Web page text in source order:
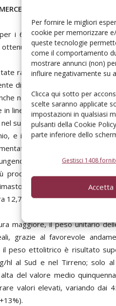
Per fornire le migliori
cookie per memorizzare
queste tecnologie
come il comportamento
mostrare annunci (non)
influire negativamente su
Clicca qui sotto per
scelte saranno applicate
impostazioni in qualsiasi
pulsanti della Cookie
parte inferiore dello
Gestisci 1408
Accetta
E QUALITATIVI
i 6 areali, i valori medi di
quest’anno a confronto
raggiunte nel Centro-
di +6% e +8% nel confronto
nell’areale Nord (5,16 t/ha)
linea con il dato di lungo
sud peninsulare (3,76 t/ha ),
e in Sicilia (4,34 t/ha, +2%).
solo al Nord e nel
interessanti valori pari
produttivo della stagione,
superiore al 13%. Nei
12,7% e 12,8%, con lievi
maggiore, il peso unitario
grazie al favorevole
il peso ettolitrico è risultato
hl al Sud e nel Tirreno; solo
del valore medio
valori elevati, variando dai